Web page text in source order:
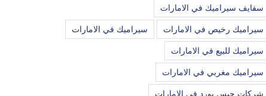
سفايف سيراميك في الامارات
سيراميك رخيص في الامارات سيراميك في الامارات
سيراميك للبيع في الامارات
سيراميك مغربي في الامارات
شركات جبس بورد في الامارات